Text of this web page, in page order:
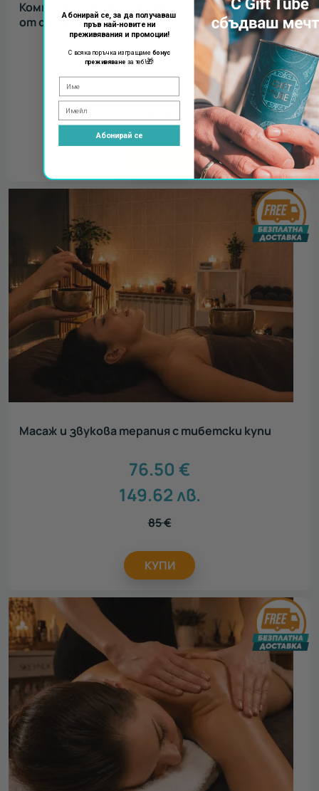
Комплексна терапия с Аксес Барс - освободи се
от стреса
76.50
149.62лв.
Масаж и звукова терапия с тибетски купи
76.50 €
149.62лв.
85€
КУПИ
Абонирай се, за да получаваш
пръв най-новите ни
преживявания и промоции!
С всяка поръчка изпращаме бонус
преживяванеза теб!🎁
Абонирай се